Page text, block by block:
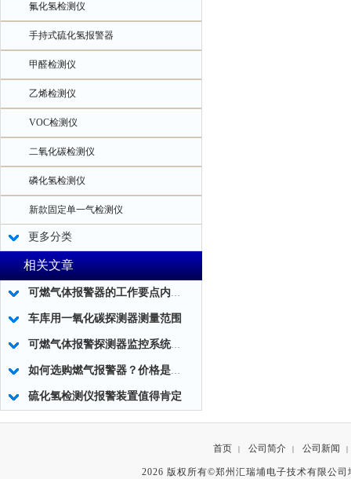
氟化氢检测仪
手持式硫化氢报警器
甲醛检测仪
乙烯检测仪
VOC检测仪
二氧化碳检测仪
磷化氢检测仪
新款固定单一气检测仪
更多分类
相关文章
可燃气体报警器的工作要点内容和优化工作
车库用一氧化碳探测器测量范围
可燃气体报警探测器监控系统的调试要求
如何选购燃气报警器？价格是多少？
硫化氢检测仪报警装置值得肯定
首页 | 公司简介 | 公司新闻 |
2026 版权所有©郑州汇瑞埔电子技术有限公